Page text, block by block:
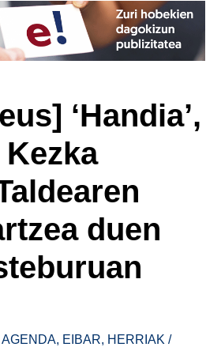
‘Handia’,
duen
AGENDA, EIBAR, HERRIAK /